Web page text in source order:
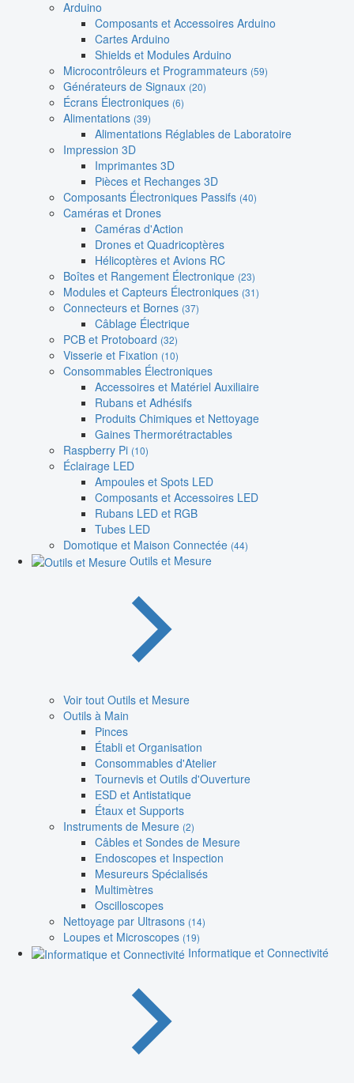
Arduino
Composants et Accessoires Arduino
Cartes Arduino
Shields et Modules Arduino
Microcontrôleurs et Programmateurs (59)
Générateurs de Signaux (20)
Écrans Électroniques (6)
Alimentations (39)
Alimentations Réglables de Laboratoire
Impression 3D
Imprimantes 3D
Pièces et Rechanges 3D
Composants Électroniques Passifs (40)
Caméras et Drones
Caméras d'Action
Drones et Quadricoptères
Hélicoptères et Avions RC
Boîtes et Rangement Électronique (23)
Modules et Capteurs Électroniques (31)
Connecteurs et Bornes (37)
Câblage Électrique
PCB et Protoboard (32)
Visserie et Fixation (10)
Consommables Électroniques
Accessoires et Matériel Auxiliaire
Rubans et Adhésifs
Produits Chimiques et Nettoyage
Gaines Thermorétractables
Raspberry Pi (10)
Éclairage LED
Ampoules et Spots LED
Composants et Accessoires LED
Rubans LED et RGB
Tubes LED
Domotique et Maison Connectée (44)
Outils et Mesure
Voir tout Outils et Mesure
Outils à Main
Pinces
Établi et Organisation
Consommables d'Atelier
Tournevis et Outils d'Ouverture
ESD et Antistatique
Étaux et Supports
Instruments de Mesure (2)
Câbles et Sondes de Mesure
Endoscopes et Inspection
Mesureurs Spécialisés
Multimètres
Oscilloscopes
Nettoyage par Ultrasons (14)
Loupes et Microscopes (19)
Informatique et Connectivité